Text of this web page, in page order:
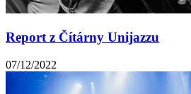
Report z Čítárny Unijazzu
07/12/2022